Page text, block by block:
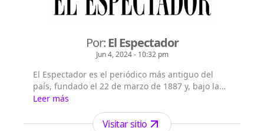
Por:El Espectador
Jun 4, 2024 - 10:32 pm
El Espectador es el periódico más antiguo del
país, fundado el 22 de marzo de 1887 y, bajo la
dirección de Fidel Cano, es considerado uno de
los periódicos más serios y profesionales por su
independencia, credibilidad y objetividad.
Leer más
Visitar sitio